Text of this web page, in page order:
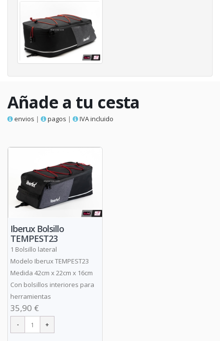
Añade a tu cesta
envios | pagos | IVA incluido
Iberux Bolsillo
TEMPEST23
1 Bolsillo lateral
Modelo Iberux TEMPEST23
Medida 42cm x 22cm x 16cm
Con bolsillos interiores para
herramientas
35,90 €